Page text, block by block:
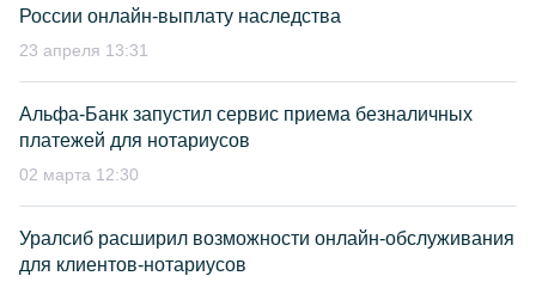
России онлайн-выплату наследства
23 апреля 13:31
Альфа-Банк запустил сервис приема безналичных
платежей для нотариусов
02 марта 12:30
Уралсиб расширил возможности онлайн-обслуживания
для клиентов-нотариусов